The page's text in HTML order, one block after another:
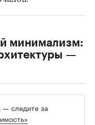
минимализм:
—
— следите за